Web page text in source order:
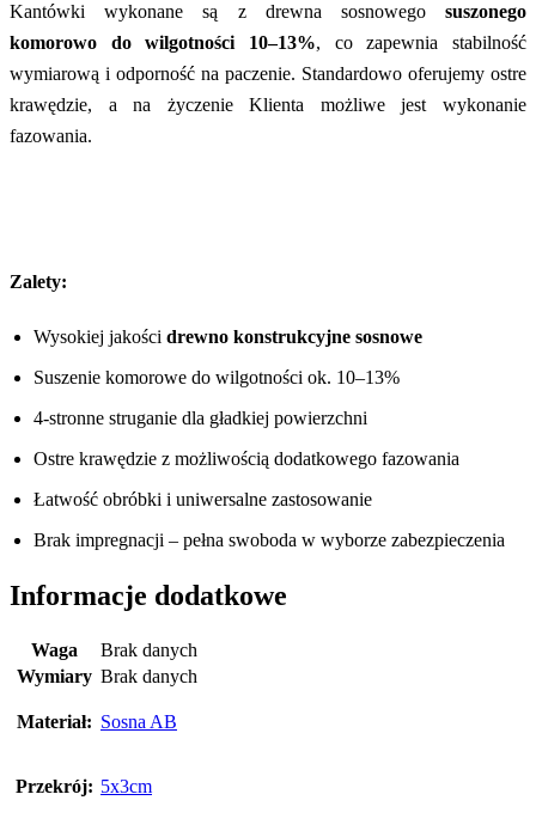
Kantówki wykonane są z drewna sosnowego suszonego
komorowo do wilgotności 10–13%, co zapewnia stabilność
wymiarową i odporność na paczenie. Standardowo oferujemy ostre
krawędzie, a na życzenie Klienta możliwe jest wykonanie
fazowania.
Zalety:
Wysokiej jakości drewno konstrukcyjne sosnowe
Suszenie komorowe do wilgotności ok. 10–13%
4-stronne struganie dla gładkiej powierzchni
Ostre krawędzie z możliwością dodatkowego fazowania
Łatwość obróbki i uniwersalne zastosowanie
Brak impregnacji – pełna swoboda w wyborze zabezpieczenia
Informacje dodatkowe
Waga
Brak danych
Wymiary Brak danych
Materiał: Sosna AB
Przekrój: 5x3cm